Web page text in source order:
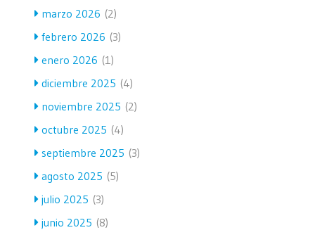
marzo 2026 (2)
febrero 2026 (3)
enero 2026 (1)
diciembre 2025 (4)
noviembre 2025 (2)
octubre 2025 (4)
septiembre 2025 (3)
agosto 2025 (5)
julio 2025 (3)
junio 2025 (8)